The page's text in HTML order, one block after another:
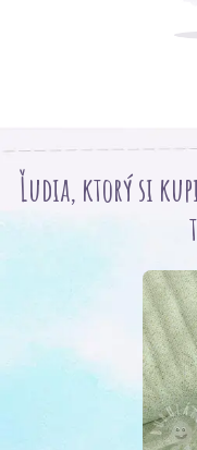
Ľudia, ktorý si